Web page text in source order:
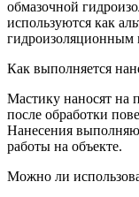
обмазочной
используются как
гидроизоляционным
Как выполняется
Мастику наносят на
после обработки
Нанесения
работы на объекте.
Можно ли